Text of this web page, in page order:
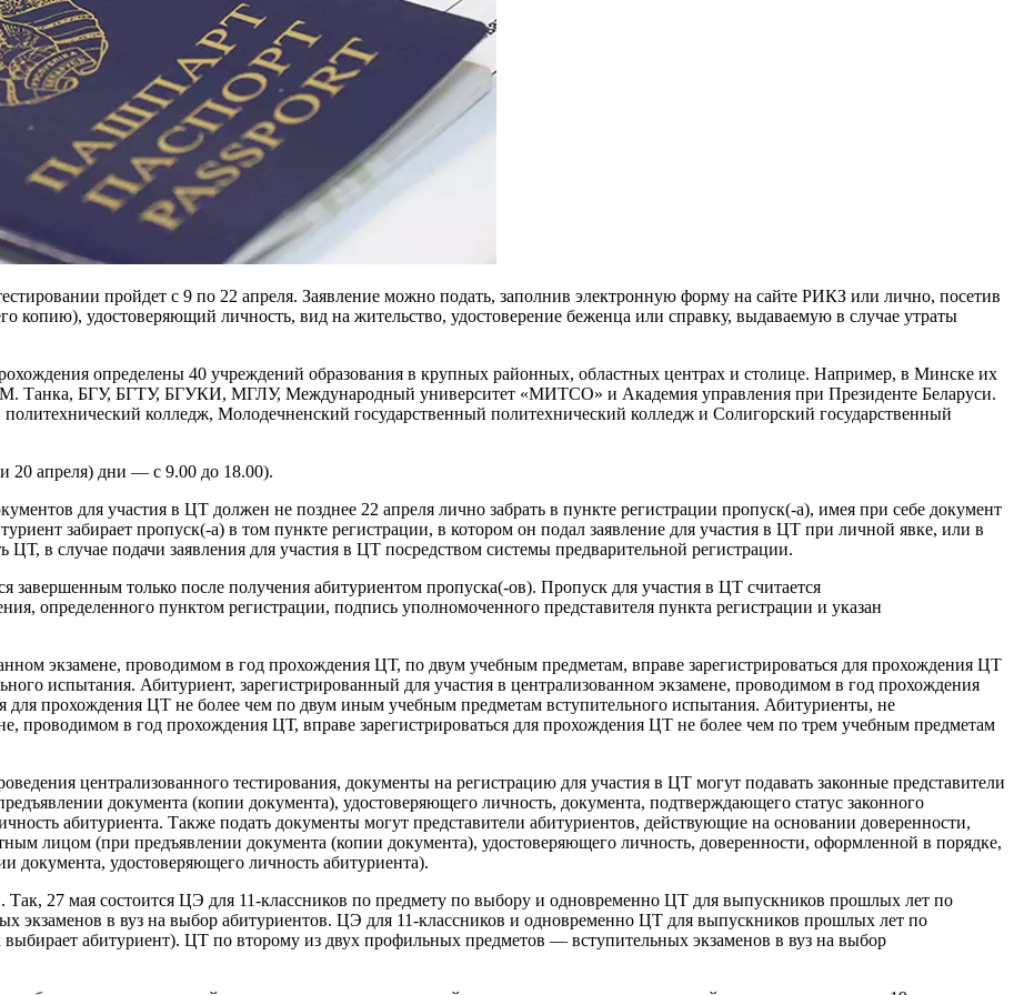
пройдет с 9 по 22 апреля. Заявление можно подать, заполнив электронную форму на сайте РИКЗ или лично, посетив
копию), удостоверяющий личность, вид на жительство, удостоверение беженца или справку, выдаваемую в случае утраты
определены 40 учреждений образования в крупных районных, областных центрах и столице. Например, в Минске их
БГУ, БГТУ, БГУКИ, МГЛУ, Международный университет «МИТСО» и Академия управления при Президенте Беларуси.
колледж, Молодечненский государственный политехнический колледж и Солигорский государственный
20 апреля) дни — с 9.00 до 18.00).
для участия в ЦТ должен не позднее 22 апреля лично забрать в пункте регистрации пропуск(-а), имея при себе документ
забирает пропуск(-а) в том пункте регистрации, в котором он подал заявление для участия в ЦТ при личной явке, или в
ЦТ, в случае подачи заявления для участия в ЦТ посредством системы предварительной регистрации.
завершенным только после получения абитуриентом пропуска(-ов). Пропуск для участия в ЦТ считается
определенного пунктом регистрации, подпись уполномоченного представителя пункта регистрации и указан
экзамене, проводимом в год прохождения ЦТ, по двум учебным предметам, вправе зарегистрироваться для прохождения ЦТ
испытания. Абитуриент, зарегистрированный для участия в централизованном экзамене, проводимом в год прохождения
для прохождения ЦТ не более чем по двум иным учебным предметам вступительного испытания. Абитуриенты, не
проводимом в год прохождения ЦТ, вправе зарегистрироваться для прохождения ЦТ не более чем по трем учебным предметам
централизованного тестирования, документы на регистрацию для участия в ЦТ могут подавать законные представители
документа (копии документа), удостоверяющего личность, документа, подтверждающего статус законного
абитуриента. Также подать документы могут представители абитуриентов, действующие на основании доверенности,
лицом (при предъявлении документа (копии документа), удостоверяющего личность, доверенности, оформленной в порядке,
документа, удостоверяющего личность абитуриента).
27 мая состоится ЦЭ для 11-классников по предмету по выбору и одновременно ЦТ для выпускников прошлых лет по
экзаменов в вуз на выбор абитуриентов. ЦЭ для 11-классников и одновременно ЦТ для выпускников прошлых лет по
выбирает абитуриент). ЦТ по второму из двух профильных предметов — вступительных экзаменов в вуз на выбор